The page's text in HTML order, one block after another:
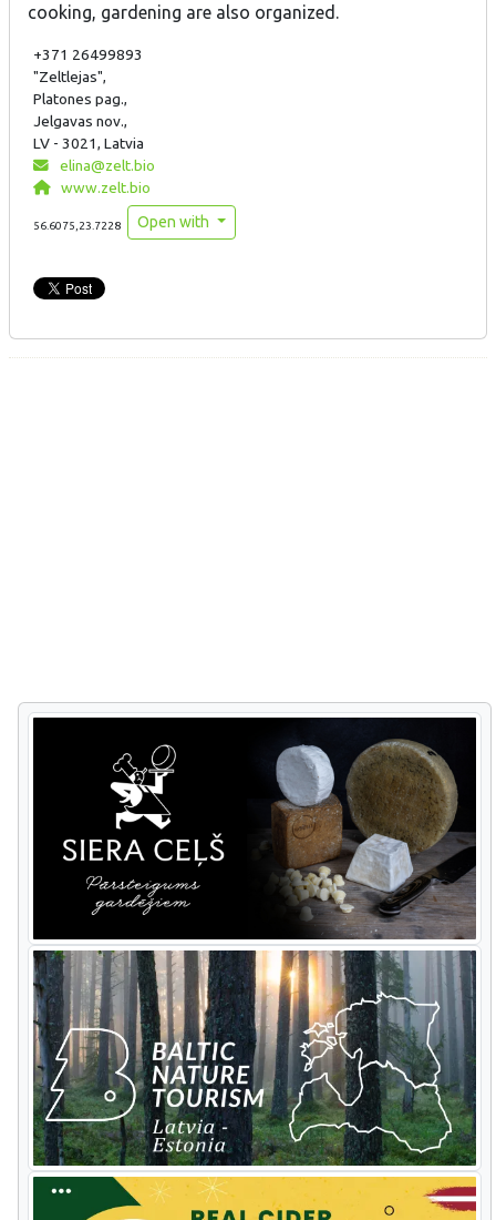
cooking, gardening are also organized.
+371 26499893
"Zeltlejas",
Platones pag.,
Jelgavas nov.,
LV - 3021, Latvia
elina@zelt.bio
www.zelt.bio
56.6075,23.7228 Open with